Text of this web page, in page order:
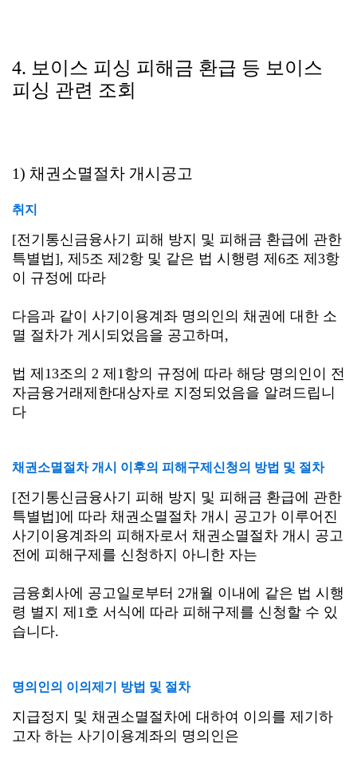
4. 보이스 피싱 피해금 환급 등 보이스
피싱 관련 조회
1) 채권소멸절차 개시공고
취지
[전기통신금융사기 피해 방지 및 피해금 환급에 관한
특별법], 제5조 제2항 및 같은 법 시행령 제6조 제3항
이 규정에 따라
다음과 같이 사기이용계좌 명의인의 채권에 대한 소
멸 절차가 게시되었음을 공고하며,
법 제13조의 2 제1항의 규정에 따라 해당 명의인이 전
자금융거래제한대상자로 지정되었음을 알려드립니
다
채권소멸절차 개시 이후의 피해구제신청의 방법 및 절차
[전기통신금융사기 피해 방지 및 피해금 환급에 관한
특별법]에 따라 채권소멸절차 개시 공고가 이루어진
사기이용계좌의 피해자로서 채권소멸절차 개시 공고
전에 피해구제를 신청하지 아니한 자는
금융회사에 공고일로부터 2개월 이내에 같은 법 시행
령 별지 제1호 서식에 따라 피해구제를 신청할 수 있
습니다.
명의인의 이의제기 방법 및 절차
지급정지 및 채권소멸절차에 대하여 이의를 제기하
고자 하는 사기이용계좌의 명의인은